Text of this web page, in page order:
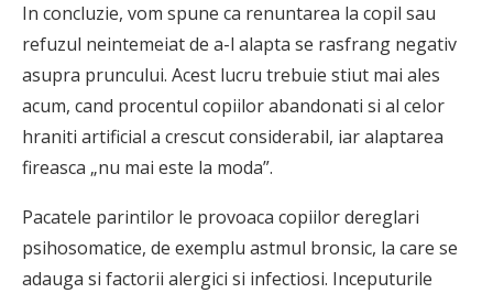
In concluzie, vom spune ca renuntarea la copil sau
refuzul neintemeiat de a-l alapta se rasfrang negativ
asupra pruncului. Acest lucru trebuie stiut mai ales
acum, cand procentul copiilor abandonati si al celor
hraniti artificial a crescut considerabil, iar alaptarea
fireasca „nu mai este la moda”.
Pacatele parintilor le provoaca copiilor dereglari
psihosomatice, de exemplu astmul bronsic, la care se
adauga si factorii alergici si infectiosi. Inceputurile